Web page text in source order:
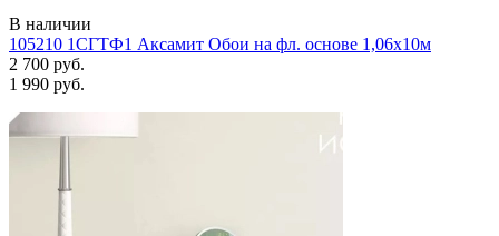
В наличии
105210 1СГТФ1 Аксамит Обои на фл. основе 1,06х10м
2 700 руб.
1 990 руб.